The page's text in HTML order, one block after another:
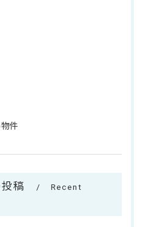
件
稿
Recent